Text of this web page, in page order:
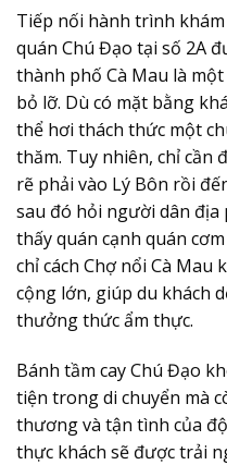
Tiếp nối hành trình khám
quán Chú Đạo tại số 2A
thành phố Cà Mau là
bỏ lỡ. Dù có mặt bằng
thể hơi thách thức một
thăm. Tuy nhiên, chỉ cần
rẽ phải vào Lý Bôn rồi
sau đó hỏi người dân địa
thấy quán cạnh quán
chỉ cách Chợ nổi Cà Mau
cộng lớn, giúp du khách
thưởng thức ẩm thực.
Bánh tầm cay Chú Đạo
tiện trong di chuyển mà
thương và tận tình của
thực khách sẽ được trải